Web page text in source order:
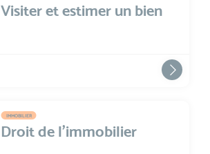
Visiter et estimer un bien
IMMOBILIER
Droit de l'immobilier